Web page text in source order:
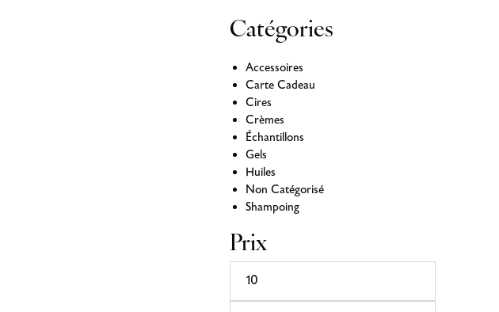
Catégories
Accessoires
Carte Cadeau
Cires
Crèmes
Échantillons
Gels
Huiles
Non Catégorisé
Shampoing
Prix